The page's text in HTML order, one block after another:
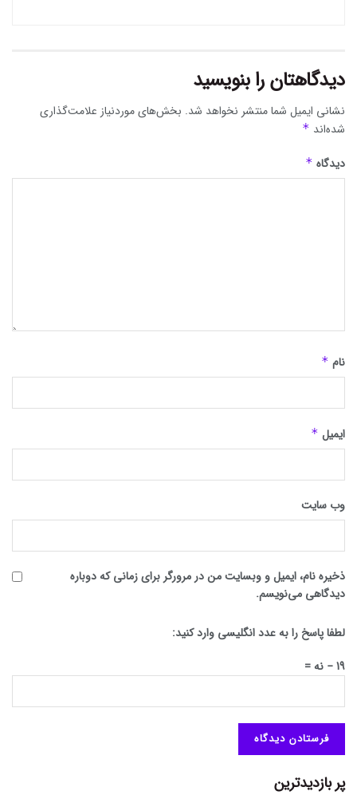
دیدگاهتان را بنویسید
نشانی ایمیل شما منتشر نخواهد شد. بخش‌های موردنیاز علامت‌گذاری
شده‌اند *
دیدگاه *
نام *
ایمیل *
وب‌ سایت
ذخیره نام، ایمیل و وبسایت من در مرورگر برای زمانی که دوباره
دیدگاهی می‌نویسم.
لطفا پاسخ را به عدد انگلیسی وارد کنید:
19 − نه =
پر بازدیدترین